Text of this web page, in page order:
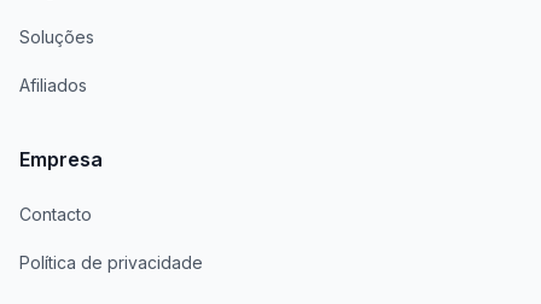
Soluções
Afiliados
Empresa
Contacto
Política de privacidade